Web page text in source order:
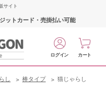
サイト
ットカード・売掛払い可能
ログイン カート
し 棒タイプ 猫じゃらし